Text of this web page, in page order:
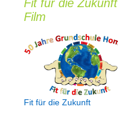
n
Fit für die Zukunft
Film
Fit für die Zukunft